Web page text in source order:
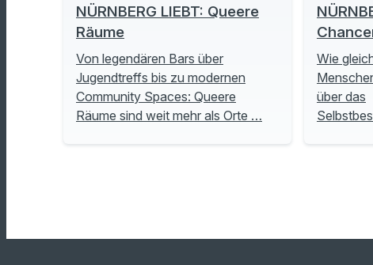
NÜRNBERG LIEBT: Queere
Räume
Von legendären Bars über
Jugendtreffs bis zu modernen
Community Spaces: Queere
Räume sind weit mehr als Orte …
Wie
über das